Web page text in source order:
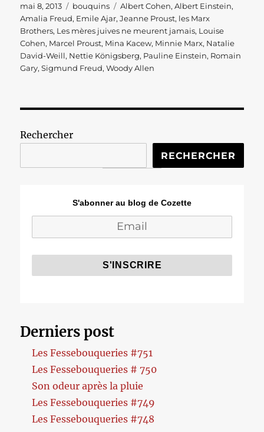
Publié
le
mai 8, 2013 Catégories
bouquins Étiquettes
Albert Cohen,Albert Einstein,
Amalia Freud, Emile Ajar,Jeanne Proust, les Marx
Brothers, Les mères juives ne meurent jamais, Louise
Cohen, Marcel Proust, Mina Kacew, Minnie Marx, Natalie
David-Weill, Nettie Königsberg, Pauline Einstein, Romain
Gary,Sigmund Freud,Woody Allen
Rechercher
RECHERCHER
S'abonner au blog de Cozette
Derniers post
Les Fessebouqueries #751
Les Fessebouqueries # 750
Son odeur après la pluie
Les Fessebouqueries #749
Les Fessebouqueries #748